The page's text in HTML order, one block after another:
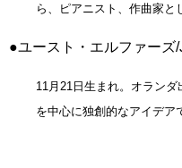
ら、ピアニスト、作曲家と
●ユースト・エルファーズ
11月21日生まれ。オラン
を中心に独創的なアイデア